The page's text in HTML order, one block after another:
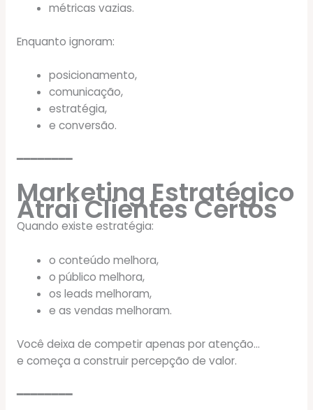
métricas vazias.
Enquanto ignoram:
posicionamento,
comunicação,
estratégia,
e conversão.
━━━━━━━━
Marketing Estratégico
Atrai Clientes Certos
Quando existe estratégia:
o conteúdo melhora,
o público melhora,
os leads melhoram,
e as vendas melhoram.
Você deixa de competir apenas por atenção…
e começa a construir percepção de valor.
━━━━━━━━